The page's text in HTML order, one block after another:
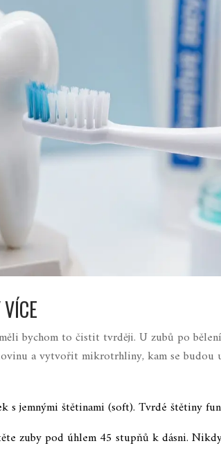
bychom to čistit tvrději. U zubů po
a vytvořit mikrotrhliny, kam se budou
s jemnými štětinami (soft). Tvrdé štětiny
zuby pod úhlem 45 stupňů k dásni.